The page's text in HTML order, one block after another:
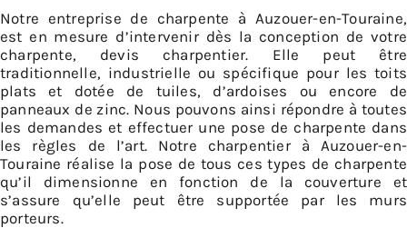
Notre entreprise de charpente à Auzouer-en-Touraine,
est en mesure d’intervenir dès la conception de votre
charpente, devis charpentier. Elle peut être
traditionnelle, industrielle ou spécifique pour les toits
plats et dotée de tuiles, d’ardoises ou encore de
panneaux de zinc. Nous pouvons ainsi répondre à toutes
les demandes et effectuer une pose de charpente dans
les règles de l’art. Notre charpentier à Auzouer-en-
Touraine réalise la pose de tous ces types de charpente
qu’il dimensionne en fonction de la couverture et
s’assure qu’elle peut être supportée par les murs
porteurs.